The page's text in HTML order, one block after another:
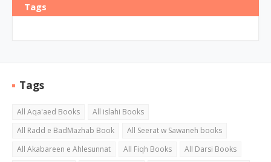
Tags
Tags
All Aqa'aed Books
All islahi Books
All Radd e BadMazhab Book
All Seerat w Sawaneh books
All Akabareen e Ahlesunnat
All Fiqh Books
All Darsi Books